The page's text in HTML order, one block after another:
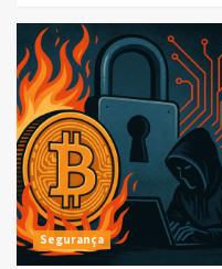
Segurança